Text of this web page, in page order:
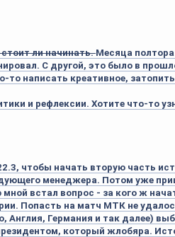
ли начинать.Месяца
С другой, это было в
то написать креативное,
и рефлексии. Хотите что-то
чтобы начать вторую часть
менеджера. Потом уже
мной встал вопрос - за кого ж
Попасть на матч МТК не
Англия, Германия и так далее)
который жлобяра.